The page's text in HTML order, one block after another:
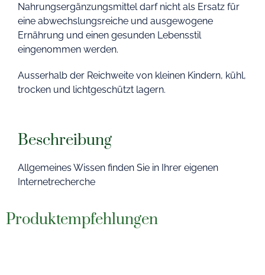
Nahrungsergänzungsmittel darf nicht als Ersatz für
eine abwechslungsreiche und ausgewogene
Ernährung und einen gesunden Lebensstil
eingenommen werden.
Ausserhalb der Reichweite von kleinen Kindern, kühl,
trocken und lichtgeschützt lagern.
Beschreibung
Allgemeines Wissen finden Sie in Ihrer eigenen
Internetrecherche
Produktempfehlungen